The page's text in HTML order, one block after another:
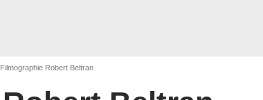
Filmographie Robert Beltran